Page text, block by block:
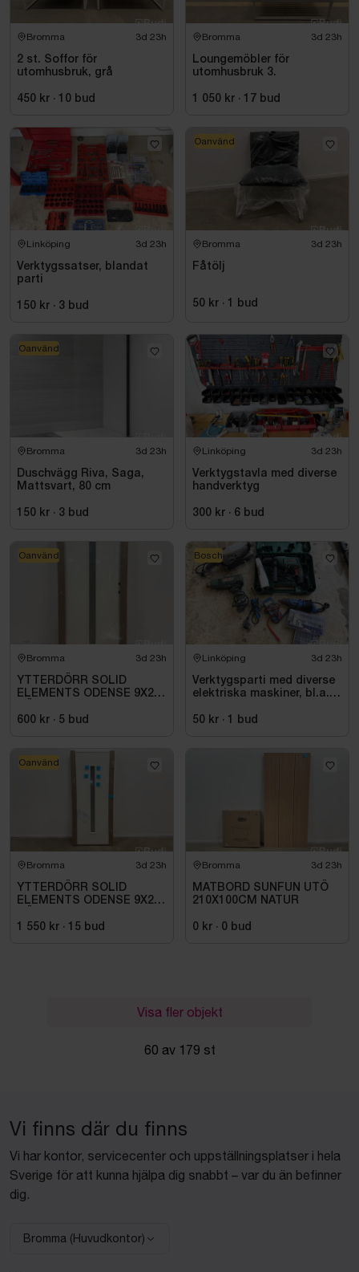
Bromma 3d 23h
2 st. Soffor för
utomhusbruk, grå
450 kr · 10 bud
Bromma 3d 23h
Loungemöbler för
utomhusbruk 3.
1 050 kr · 17 bud
Linköping 3d 23h
Verktygssatser, blandat
parti
150 kr · 3 bud
Bromma 3d 23h
Fåtölj
50 kr · 1 bud
Oanvänd
Bromma 3d 23h
Duschvägg Riva, Saga,
Mattsvart, 80 cm
150 kr · 3 bud
Oanvänd
Linköping 3d 23h
Verktygstavla med diverse
handverktyg
300 kr · 6 bud
Bromma 3d 23h
YTTERDÖRR SOLID
ELEMENTS ODENSE 9X21
600 kr · 5 bud
Oanvänd
Linköping 3d 23h
Verktygsparti med diverse
elektriska maskiner, bl.a.
50 kr · 1 bud
Bosch
Bromma 3d 23h
YTTERDÖRR SOLID
ELEMENTS ODENSE 9X20
1 550 kr · 15 bud
Oanvänd
Bromma 3d 23h
MATBORD SUNFUN UTÖ
210X100CM NATUR
0 kr · 0 bud
Visa fler objekt
60 av 179 st
Vi finns där du finns
Vi har kontor, servicecenter och uppställningsplatser i hela
Sverige för att kunna hjälpa dig snabbt – var du än befinner
dig.
Välj anläggning:
Bromma (Huvudkontor)